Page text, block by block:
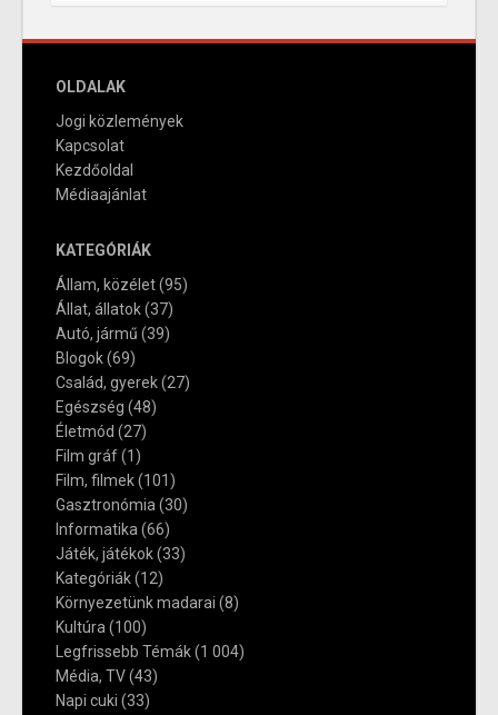
OLDALAK
Jogi közlemények
Kapcsolat
Kezdőoldal
Médiaajánlat
KATEGÓRIÁK
Állam, közélet(95)
Állat, állatok(37)
Autó, jármű (39)
Blogok(69)
Család, gyerek(27)
Egészség (48)
Életmód (27)
Film gráf(1)
Film, filmek(101)
Gasztronómia(30)
Informatika(66)
Játék, játékok(33)
Kategóriák(12)
Környezetünk madarai (8)
Kultúra(100)
Legfrissebb Témák(1 004)
Média, TV(43)
Napi cuki (33)